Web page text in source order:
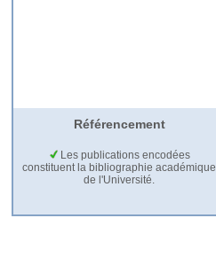
Référencement
Les publications encodées
constituent la bibliographie académique
de l'Université.